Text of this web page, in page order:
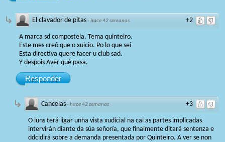
+2
El clavador de pitas ·hace 42 semanas
A marca sd compostela. Tema quinteiro.
Este mes creó que o xuicio. Po lo que sei
Esta directiva quere facer u club sad.
Y despois Aver qué pasa.
Responder
+3
Cancelas ·hace 42 semanas
O luns terá ligar unha vista xudicial na cal as partes implicadas
intervirán diante da súa señoría, que finalmente ditará sentenza e
ddcidirá sobre a demanda presentada por Quinteiro. A ver se non